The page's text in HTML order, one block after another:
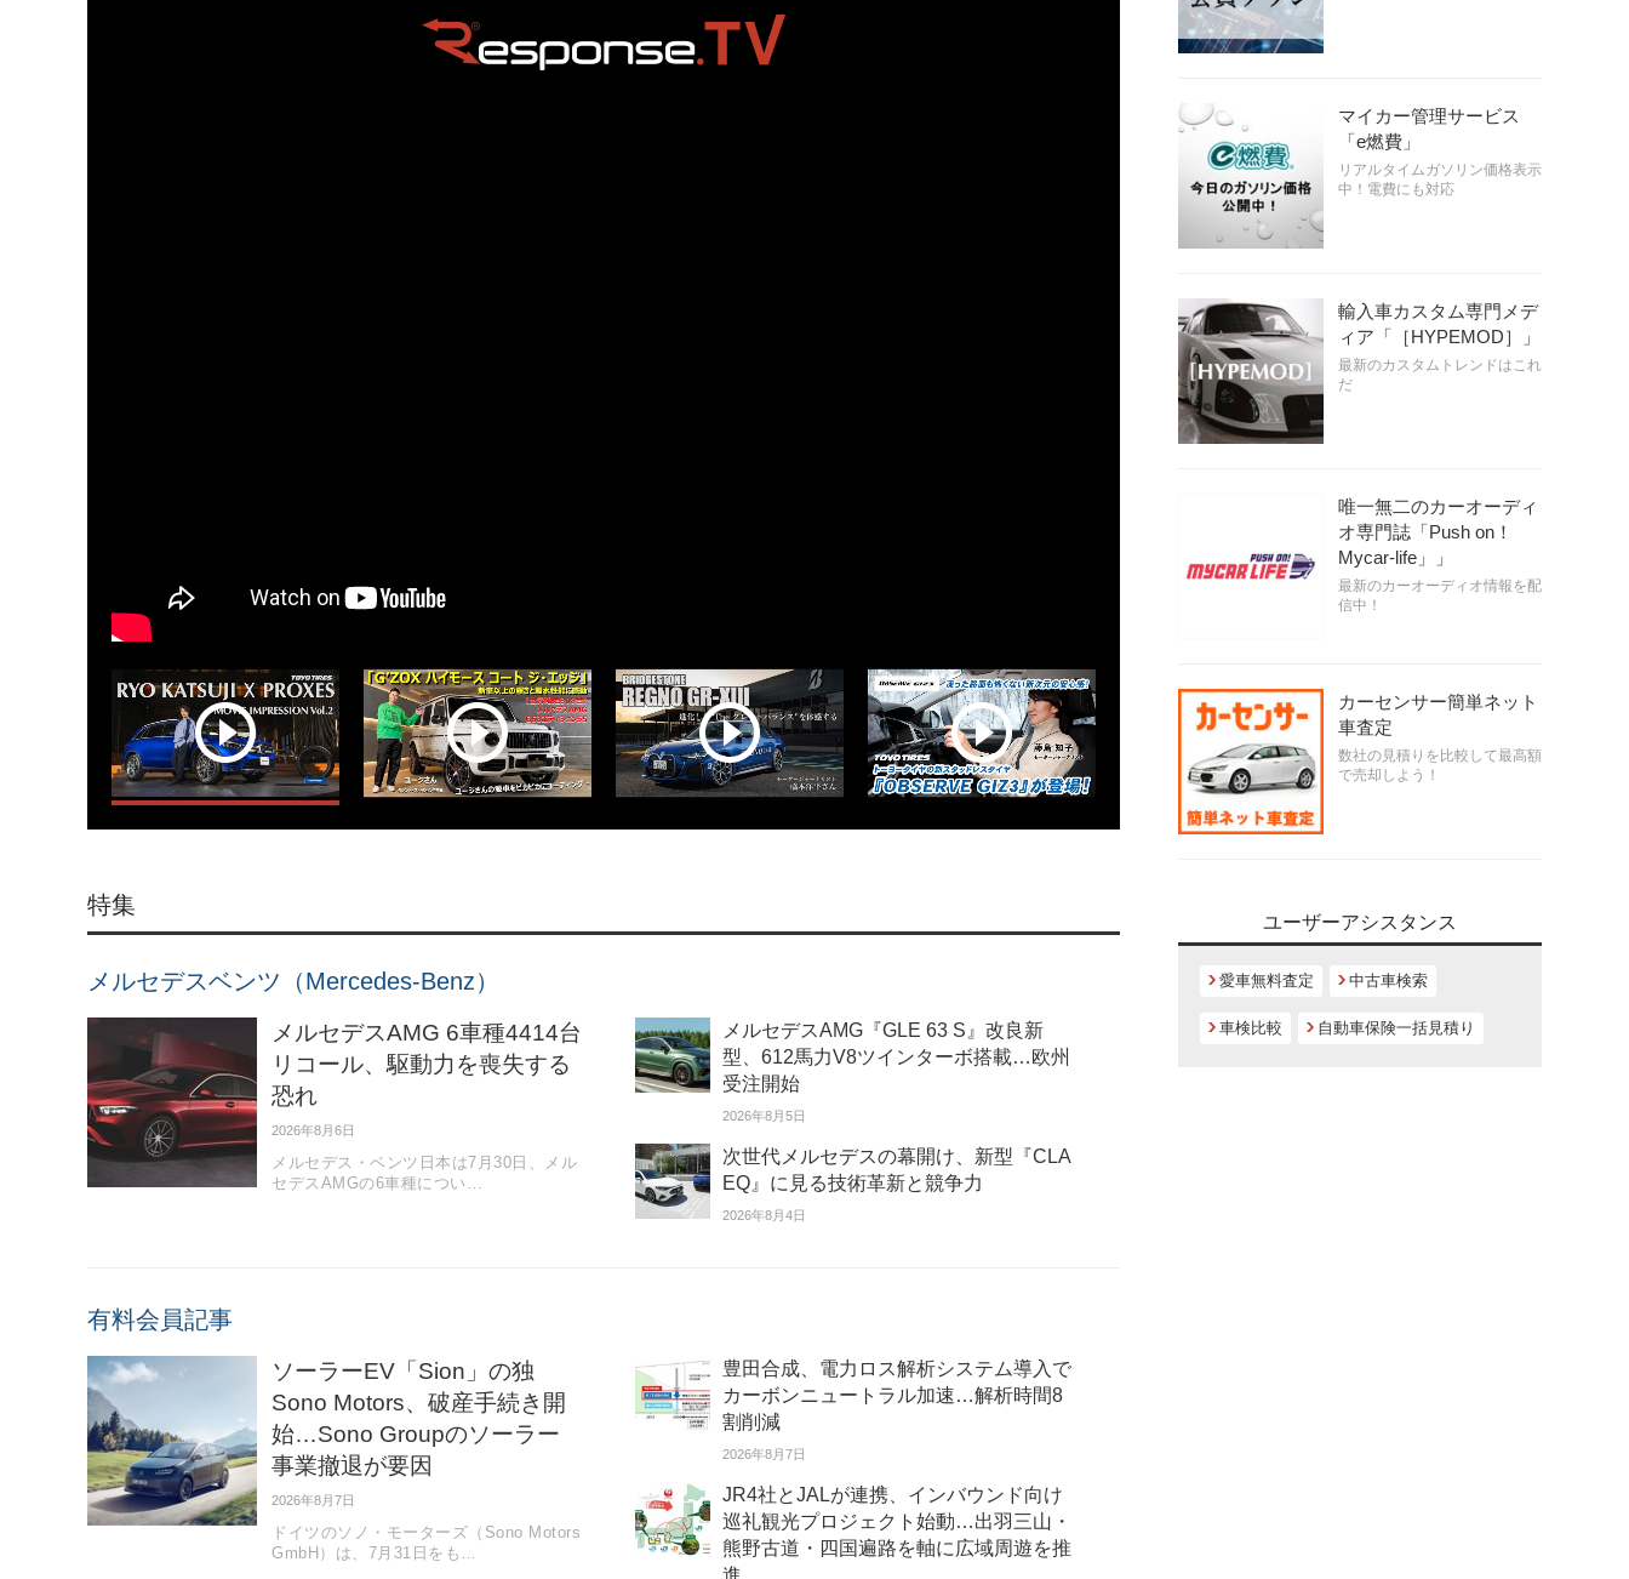
特集
メルセデスベンツ（Mercedes-Benz）
メルセデスAMG 6車種4414台
リコール、駆動力を喪失する
恐れ
2026年8月6日
メルセデス・ベンツ日本は7月30日、メル
セデスAMGの6車種につい…
メルセデスAMG『GLE 63 S』改良新
型、612馬力V8ツインターボ搭載…欧州
受注開始
2026年8月5日
次世代メルセデスの幕開け、新型『CLA
EQ』に見る技術革新と競争力
2026年8月4日
有料会員記事
ソーラーEV「Sion」の独
Sono Motors、破産手続き開
始…Sono Groupのソーラー
事業撤退が要因
2026年8月7日
ドイツのソノ・モーターズ（Sono Motors
GmbH）は、7月31日をも…
豊田合成、電力ロス解析システム導入で
カーボンニュートラル加速…解析時間8
割削減
2026年8月7日
JR4社とJALが連携、インバウンド向け
巡礼観光プロジェクト始動…出羽三山・
熊野古道・四国遍路を軸に広域周遊を推
マイカー管理サービス
「e燃費」
リアルタイムガソリン価格表示
中！電費にも対応
輸入車カスタム専門メデ
ィア「［HYPEMOD］」
最新のカスタムトレンドはこれ
だ
唯一無二のカーオーディ
オ専門誌「Push on！
Mycar-life」」
最新のカーオーディオ情報を配
信中！
カーセンサー簡単ネット
車査定
数社の見積りを比較して最高額
で売却しよう！
ユーザーアシスタンス
愛車無料査定 中古車検索
車検比較 自動車保険一括見積り